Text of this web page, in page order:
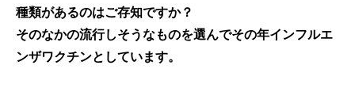
種類があるのはご存知ですか？
そのなかの流行しそうなものを選んでその年インフルエ
ンザワクチンとしています。